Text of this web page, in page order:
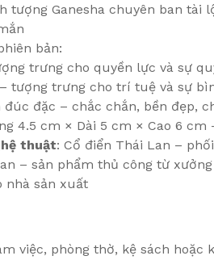
tượng Ganesha chuyên ban tài
bản:
trưng cho quyền lực và sự
tượng trưng cho trí tuệ và sự
đúc đặc – chắc chắn, bền đẹp,
4.5 cm × Dài 5 cm × Cao 6
thuật: Cổ điển Thái Lan –
– sản phẩm thủ công từ
nhà sản xuất
việc, phòng thờ, kệ sách hoặc